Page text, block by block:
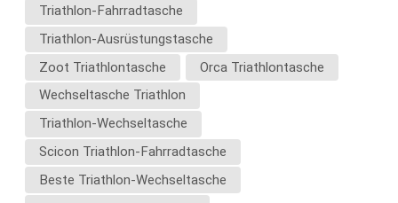
erleichtert. Sie bietet alle Funktionen für
Schwimmtasche, Fahrradtaschen usw. Hier erfahren Sie
auf der Grundlage von Branchenfeedback und
Marktforschung, wie sich der Markt für
Triathlontaschen entwickelt – und wie wir Marken
dabei helfen, die Führung zu übernehmen.🔍 2026
Trends: Was Sportler von einem Triathlontasche 1.
Leichte Triathlontasche mit maximaler
StabilitätTriathleten sind ständig in Bewegung – ob
Triathlon-Fahrradtasche
Triathlon-Ausrüstungstasche
Zoot Triathlontasche
Orca Triathlontasche
Wechseltasche Triathlon
Triathlon-Wechseltasche
Scicon Triathlon-Fahrradtasche
Beste Triathlon-Wechseltasche